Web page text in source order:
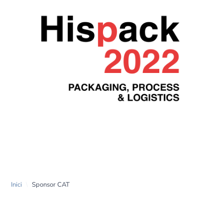
Inici Sponsor CAT